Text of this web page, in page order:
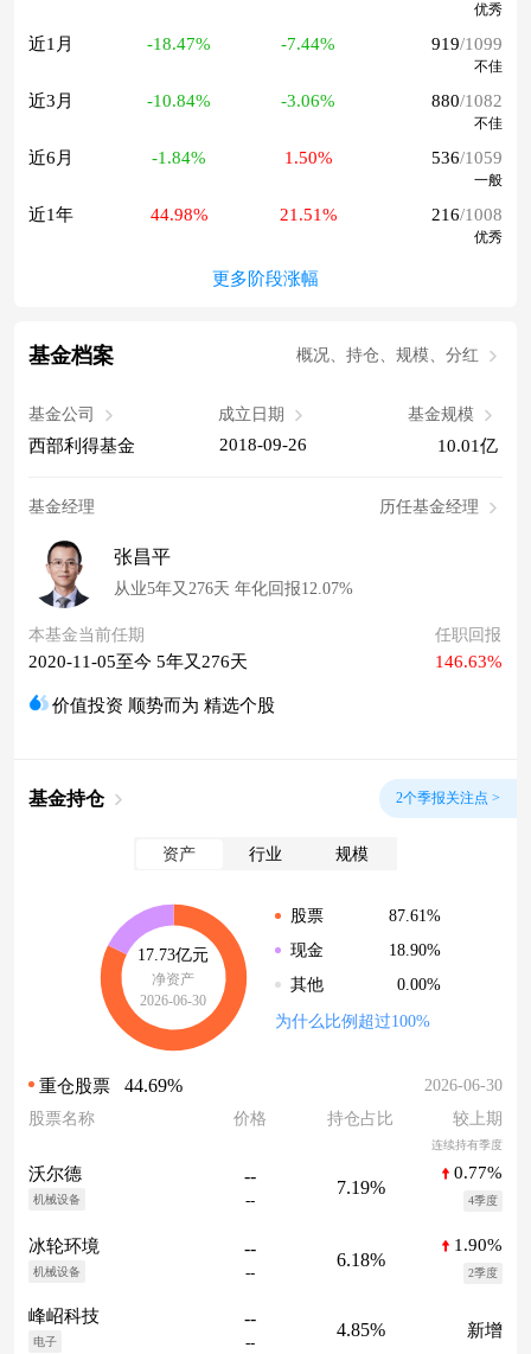
优秀
近1月 -18.47% -7.44% 919/1099
不佳
近3月 -10.84% -3.06% 880/1082
不佳
近6月 -1.84% 1.50% 536/1059
一般
近1年 44.98% 21.51% 216/1008
优秀
更多阶段涨幅
基金档案 概况、持仓、规模、分红
基金公司
西部利得基金
成立日期
2018-09-26
基金规模
10.01亿
基金经理 历任基金经理
张昌平
从业5年又276天 年化回报12.07%
本基金当前任期
2020-11-05至今 5年又276天
任职回报
146.63%
价值投资 顺势而为 精选个股
基金持仓 2个季报关注点 >
资产 行业 规模
17.73亿元
净资产
2026-06-30
股票
87.61%
现金
18.90%
其他
0.00%
为什么比例超过100%
重仓股票 44.69%
2026-06-30
股票名称
价格 持仓占比 较上期
连续持有季度
沃尔德
机械设备
--
--
7.19%
0.77%
4季度
冰轮环境
机械设备
--
--
6.18%
1.90%
2季度
峰岹科技
电子
--
--
4.85% 新增